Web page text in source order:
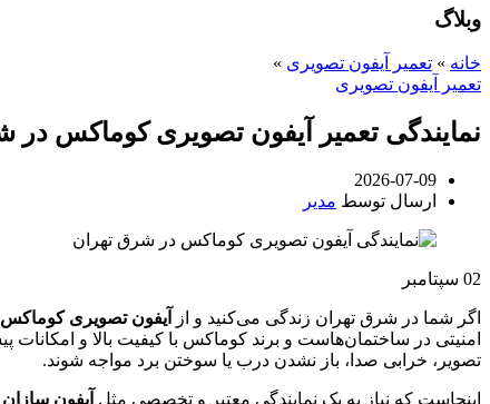
وبلاگ
خانه » تعمیر آیفون تصویری »
تعمیر آیفون تصویری
نمایندگی تعمیر آیفون تصویری کوماکس در
2026-07-09
ارسال توسط مدیر
02 سپتامبر
اگر شما در شرق تهران زندگی می‌کنید و از آیفون تصویری کوماکس
امنیتی در ساختمان‌هاست و برند کوماکس با کیفیت بالا و
تصویر، خرابی صدا، باز نشدن درب یا سوختن برد مواجه شوند.
اینجاست که نیاز به یک نمایندگی معتبر و تخصصی مثل آیفون سازان